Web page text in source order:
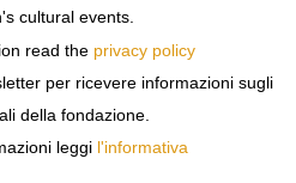
DI PARIGI, LE
PER UNO”. TESTIMONE
DALLE FOLLE DEI FANS
O PRIMA DI ANDARE
FOTOGRAFO È SEMPRE
cultural events.
read the privacy policy
per ricevere informazioni sugli
della fondazione.
leggi l'informativa